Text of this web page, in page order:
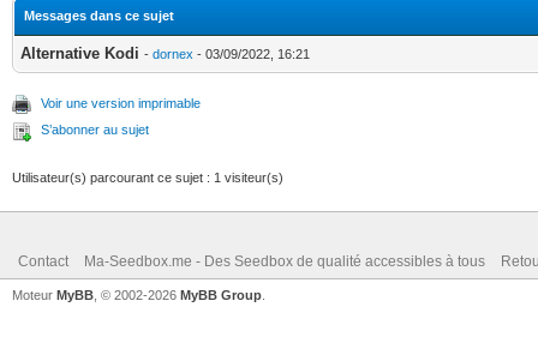
Messages dans ce sujet
Alternative Kodi - dornex - 03/09/2022, 16:21
Voir une version imprimable
S’abonner au sujet
Utilisateur(s) parcourant ce sujet : 1 visiteur(s)
Contact Ma-Seedbox.me - Des Seedbox de qualité accessibles à tous
Moteur MyBB , © 2002-2026 MyBB Group